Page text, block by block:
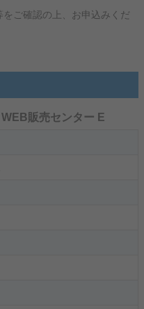
をご確認の上、お申込みくだ
販売センター E